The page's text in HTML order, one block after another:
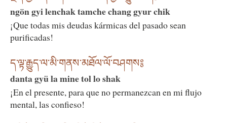
ngön gyi lenchak tamche chang gyur chik
¡Que todas mis deudas kármicas del pasado sean
purificadas!
ད་ལྟ་རྒྱུད་ལ་མི་གནས་མཐོལ་ལོ་བཤགས༔
danta gyü la mine tol lo shak
¡En el presente, para que no permanezcan en mi flujo
mental, las confieso!